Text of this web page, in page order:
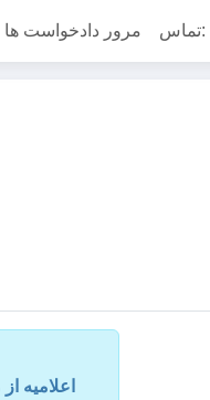
مرور دادخواست ها تماس:
اعلامیه